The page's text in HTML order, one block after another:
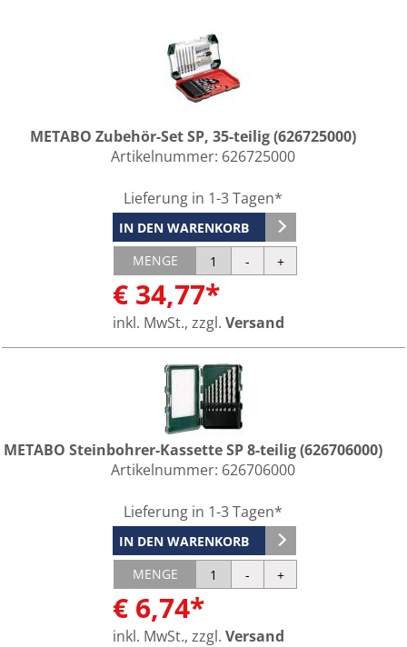
METABO Zubehör-Set SP, 35-teilig (626725000)
Artikelnummer: 626725000
Lieferung in 1-3 Tagen*
IN DEN WARENKORB
MENGE
€ 34,77*
inkl. MwSt., zzgl. Versand
METABO Steinbohrer-Kassette SP 8-teilig (626706000)
Artikelnummer: 626706000
Lieferung in 1-3 Tagen*
IN DEN WARENKORB
MENGE
€ 6,74*
inkl. MwSt., zzgl. Versand